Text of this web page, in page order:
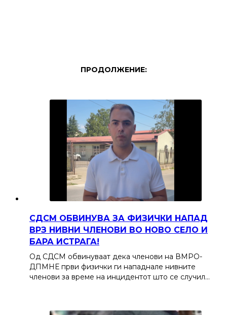
ПРОДОЛЖЕНИЕ:
СДСМ ОБВИНУВА ЗА ФИЗИЧКИ НАПАД
ВРЗ НИВНИ ЧЛЕНОВИ ВО НОВО СЕЛО И
БАРА ИСТРАГА!
Од СДСМ обвинуваат дека членови на ВМРО-
ДПМНЕ први физички ги нападнале нивните
членови за време на инцидентот што се случил…